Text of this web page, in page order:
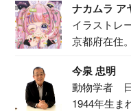
ナカムラ ア
イラストレ
京都府在住
今泉 忠明
動物学者
1944年生ま